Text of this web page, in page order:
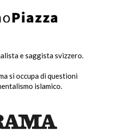
e saggista svizzero.
si occupa di questioni
islamico.